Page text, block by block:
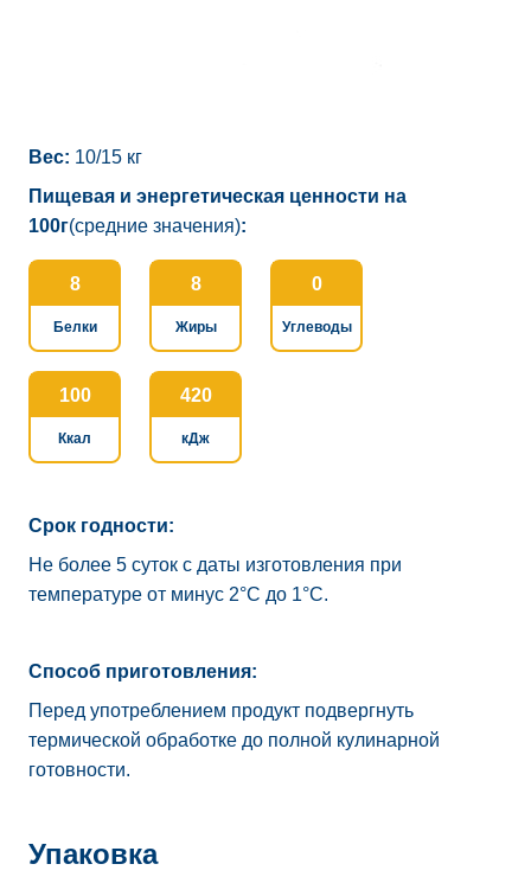
Вес: 10/15 кг
Пищевая и энергетическая ценности на
100г(средние значения):
8
Белки
8
Жиры
0
Углеводы
100
Ккал
420
кДж
Срок годности:
Не более 5 суток с даты изготовления при
температуре от минус 2°C до 1°C.
Способ приготовления:
Перед употреблением продукт подвергнуть
термической обработке до полной кулинарной
готовности.
Упаковка